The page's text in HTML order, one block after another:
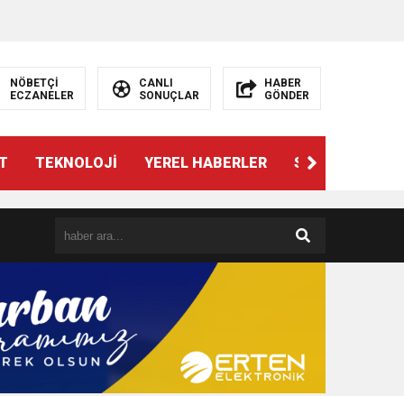
NÖBETÇİ
ECZANELER
CANLI
SONUÇLAR
HABER
GÖNDER
TEKNOLOJİ YEREL HABERLER SPOR